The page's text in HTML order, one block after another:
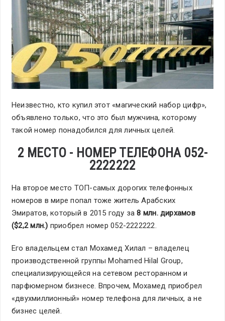
Неизвестно, кто купил этот «магический набор цифр»,
объявлено только, что это был мужчина, которому
такой номер понадобился для личных целей.
2 МЕСТО - НОМЕР ТЕЛЕФОНА 052-
2222222
На второе место ТОП-самых дорогих телефонных
номеров в мире попал тоже житель Арабских
Эмиратов, который в 2015 году за8 млн. дирхамов
($2,2 млн.) приобрел номер 052-2222222.
Его владельцем стал Мохамед Хилал – владелец
производственной группы Mohamed Hilal Group,
специализирующейся на сетевом ресторанном и
парфюмерном бизнесе. Впрочем, Мохамед приобрел
«двухмиллионный» номер телефона для личных, а не
бизнес целей.